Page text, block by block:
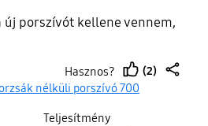
új porszívót kellene vennem,
Hasznos?
thumb
(2)
nélküli porszívó 700
Teljesítmény